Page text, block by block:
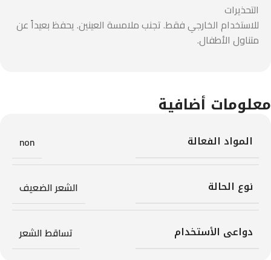
التحذيرات
للاستخدام الخارجي فقط. تجنب ملامسة العينين. يحفظ بعيداً عن
متناول الأطفال.
معلومات أضافية
المواد الفعالة non
نوع الحالة الشعر الضعيف
دواعى الأستخدام تساقط الشعر